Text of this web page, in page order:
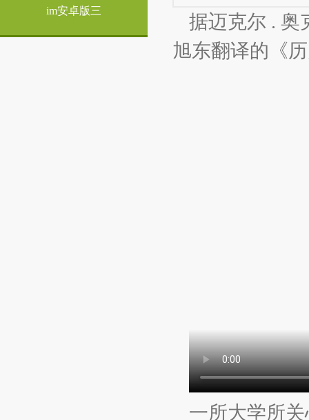
im安卓版三
据迈克尔 . 奥
旭东翻译的《历
一所大学所